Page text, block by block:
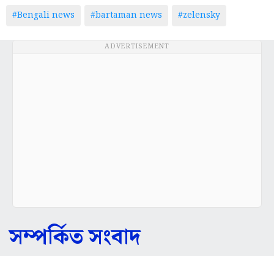
#Bengali news #bartaman news #zelensky
ADVERTISEMENT
সম্পর্কিত সংবাদ